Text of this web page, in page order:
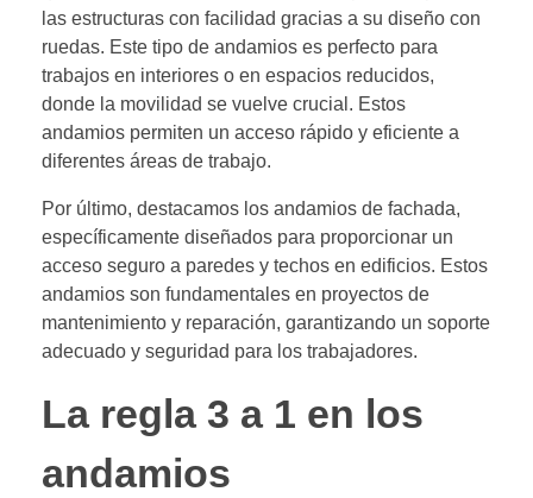
las estructuras con facilidad gracias a su diseño con
ruedas. Este tipo de andamios es perfecto para
trabajos en interiores o en espacios reducidos,
donde la movilidad se vuelve crucial. Estos
andamios permiten un acceso rápido y eficiente a
diferentes áreas de trabajo.
Por último, destacamos los andamios de fachada,
específicamente diseñados para proporcionar un
acceso seguro a paredes y techos en edificios. Estos
andamios son fundamentales en proyectos de
mantenimiento y reparación, garantizando un soporte
adecuado y seguridad para los trabajadores.
La regla 3 a 1 en los
andamios